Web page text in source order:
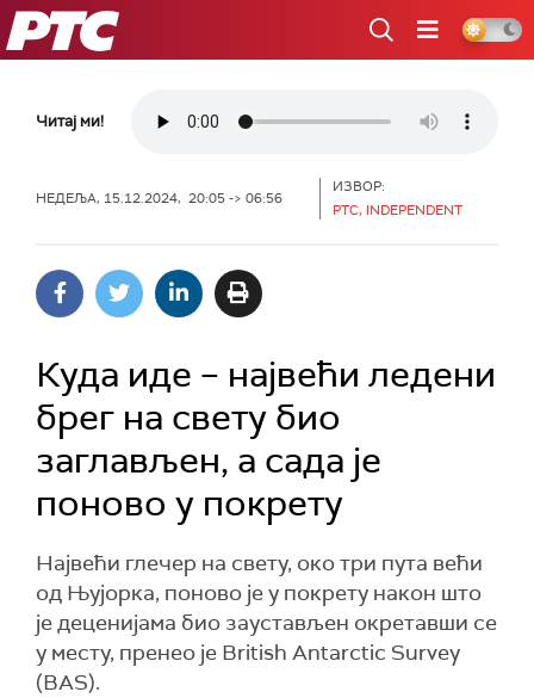
РТС
Читај ми!
НЕДЕЉА, 15.12.2024, 20:05 -> 06:56
ИЗВОР:
РТС, INDEPENDENT
Куда иде – највећи ледени
брег на свету био
заглављен, а сада је
поново у покрету
Највећи глечер на свету, око три пута већи
од Њујорка, поново је у покрету након што
је деценијама био заустављен окретавши се
у месту, пренео је British Antarctic Survey
(BAS).